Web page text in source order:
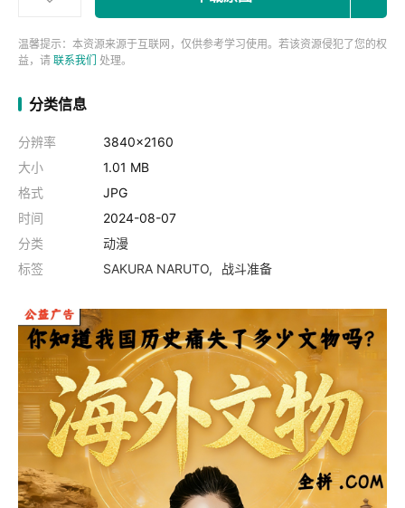
温馨提示：本资源来源于互联网，仅供参考学习使用。若该资源侵犯了您的权
益，请 联系我们 处理。
分类信息
分辨率
3840x2160
大小
1.01 MB
格式
JPG
时间
2024-08-07
分类
动漫
标签
SAKURA NARUTO 战斗准备